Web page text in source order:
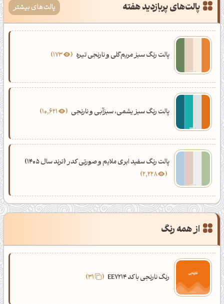
پالت‌های پربازدید هفته پالت‌های بیشتر
پالت رنگ سبز مریم‌گلی و نارنجی تیره 173
پالت رنگ سبز یشمی، سبزآبی و نارنجی
پالت رنگ سفید ابری ملایم و صورتی کدر (ترند سال 1405)
2,228
از همه رنگ
رنگ نارنجی با کد EE7214